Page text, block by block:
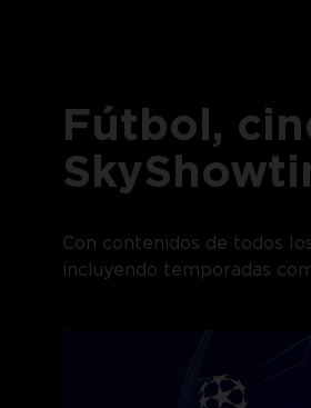
Fútbol,
Con contenidos de todos
incluyendo temporadas